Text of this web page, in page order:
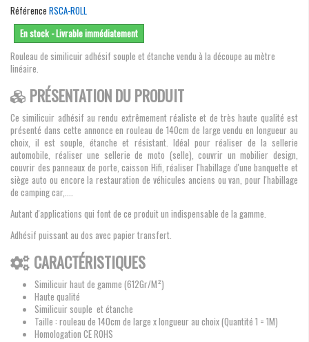
Référence RSCA-ROLL
En stock - Livrable immédiatement
Rouleau de similicuir adhésif souple et étanche vendu à la découpe au mètre
linéaire.
PRÉSENTATION DU PRODUIT
Ce similicuir adhésif au rendu extrêmement réaliste et de très haute qualité est
présenté dans cette annonce en rouleau de 140cm de large vendu en longueur au
choix, il est souple, étanche et résistant. Idéal pour réaliser de la sellerie
automobile, réaliser une sellerie de moto (selle), couvrir un mobilier design,
couvrir des panneaux de porte, caisson Hifi, réaliser l'habillage d'une banquette et
siège auto ou encore la restauration de véhicules anciens ou van, pour l'habillage
de camping car,....
Autant d'applications qui font de ce produit un indispensable de la gamme.
Adhésif puissant au dos avec papier transfert.
CARACTÉRISTIQUES
Similicuir haut de gamme (612Gr/M²)
Haute qualité
Similicuir souple et étanche
Taille : rouleau de 140cm de large x longueur au choix (Quantité 1 = 1M)
Homologation CE ROHS